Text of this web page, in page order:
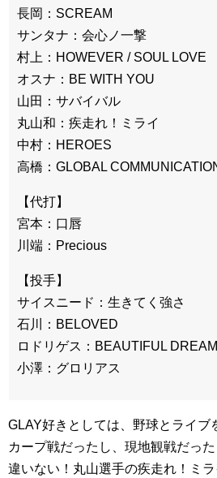
長岡：SCREAM
サンタナ：会心ノ一撃
村上：HOWEVER / SOUL LOVE
オスナ：BE WITH YOU
山田：サバイバル
丸山和：疾走れ！ミライ
中村：HEROES
高橋：GLOBAL
【代打】
宮本：口唇
川端：Precious
【投手】
サイスニード：生きてく強さ
石川：BELOVED
ロドリゲス：BEAUTIFUL
小澤：グロリアス
GLAY好きとしては、野球とライブ
カープ戦だったし、現地観戦だっ
違いない！丸山選手の疾走れ！ミ